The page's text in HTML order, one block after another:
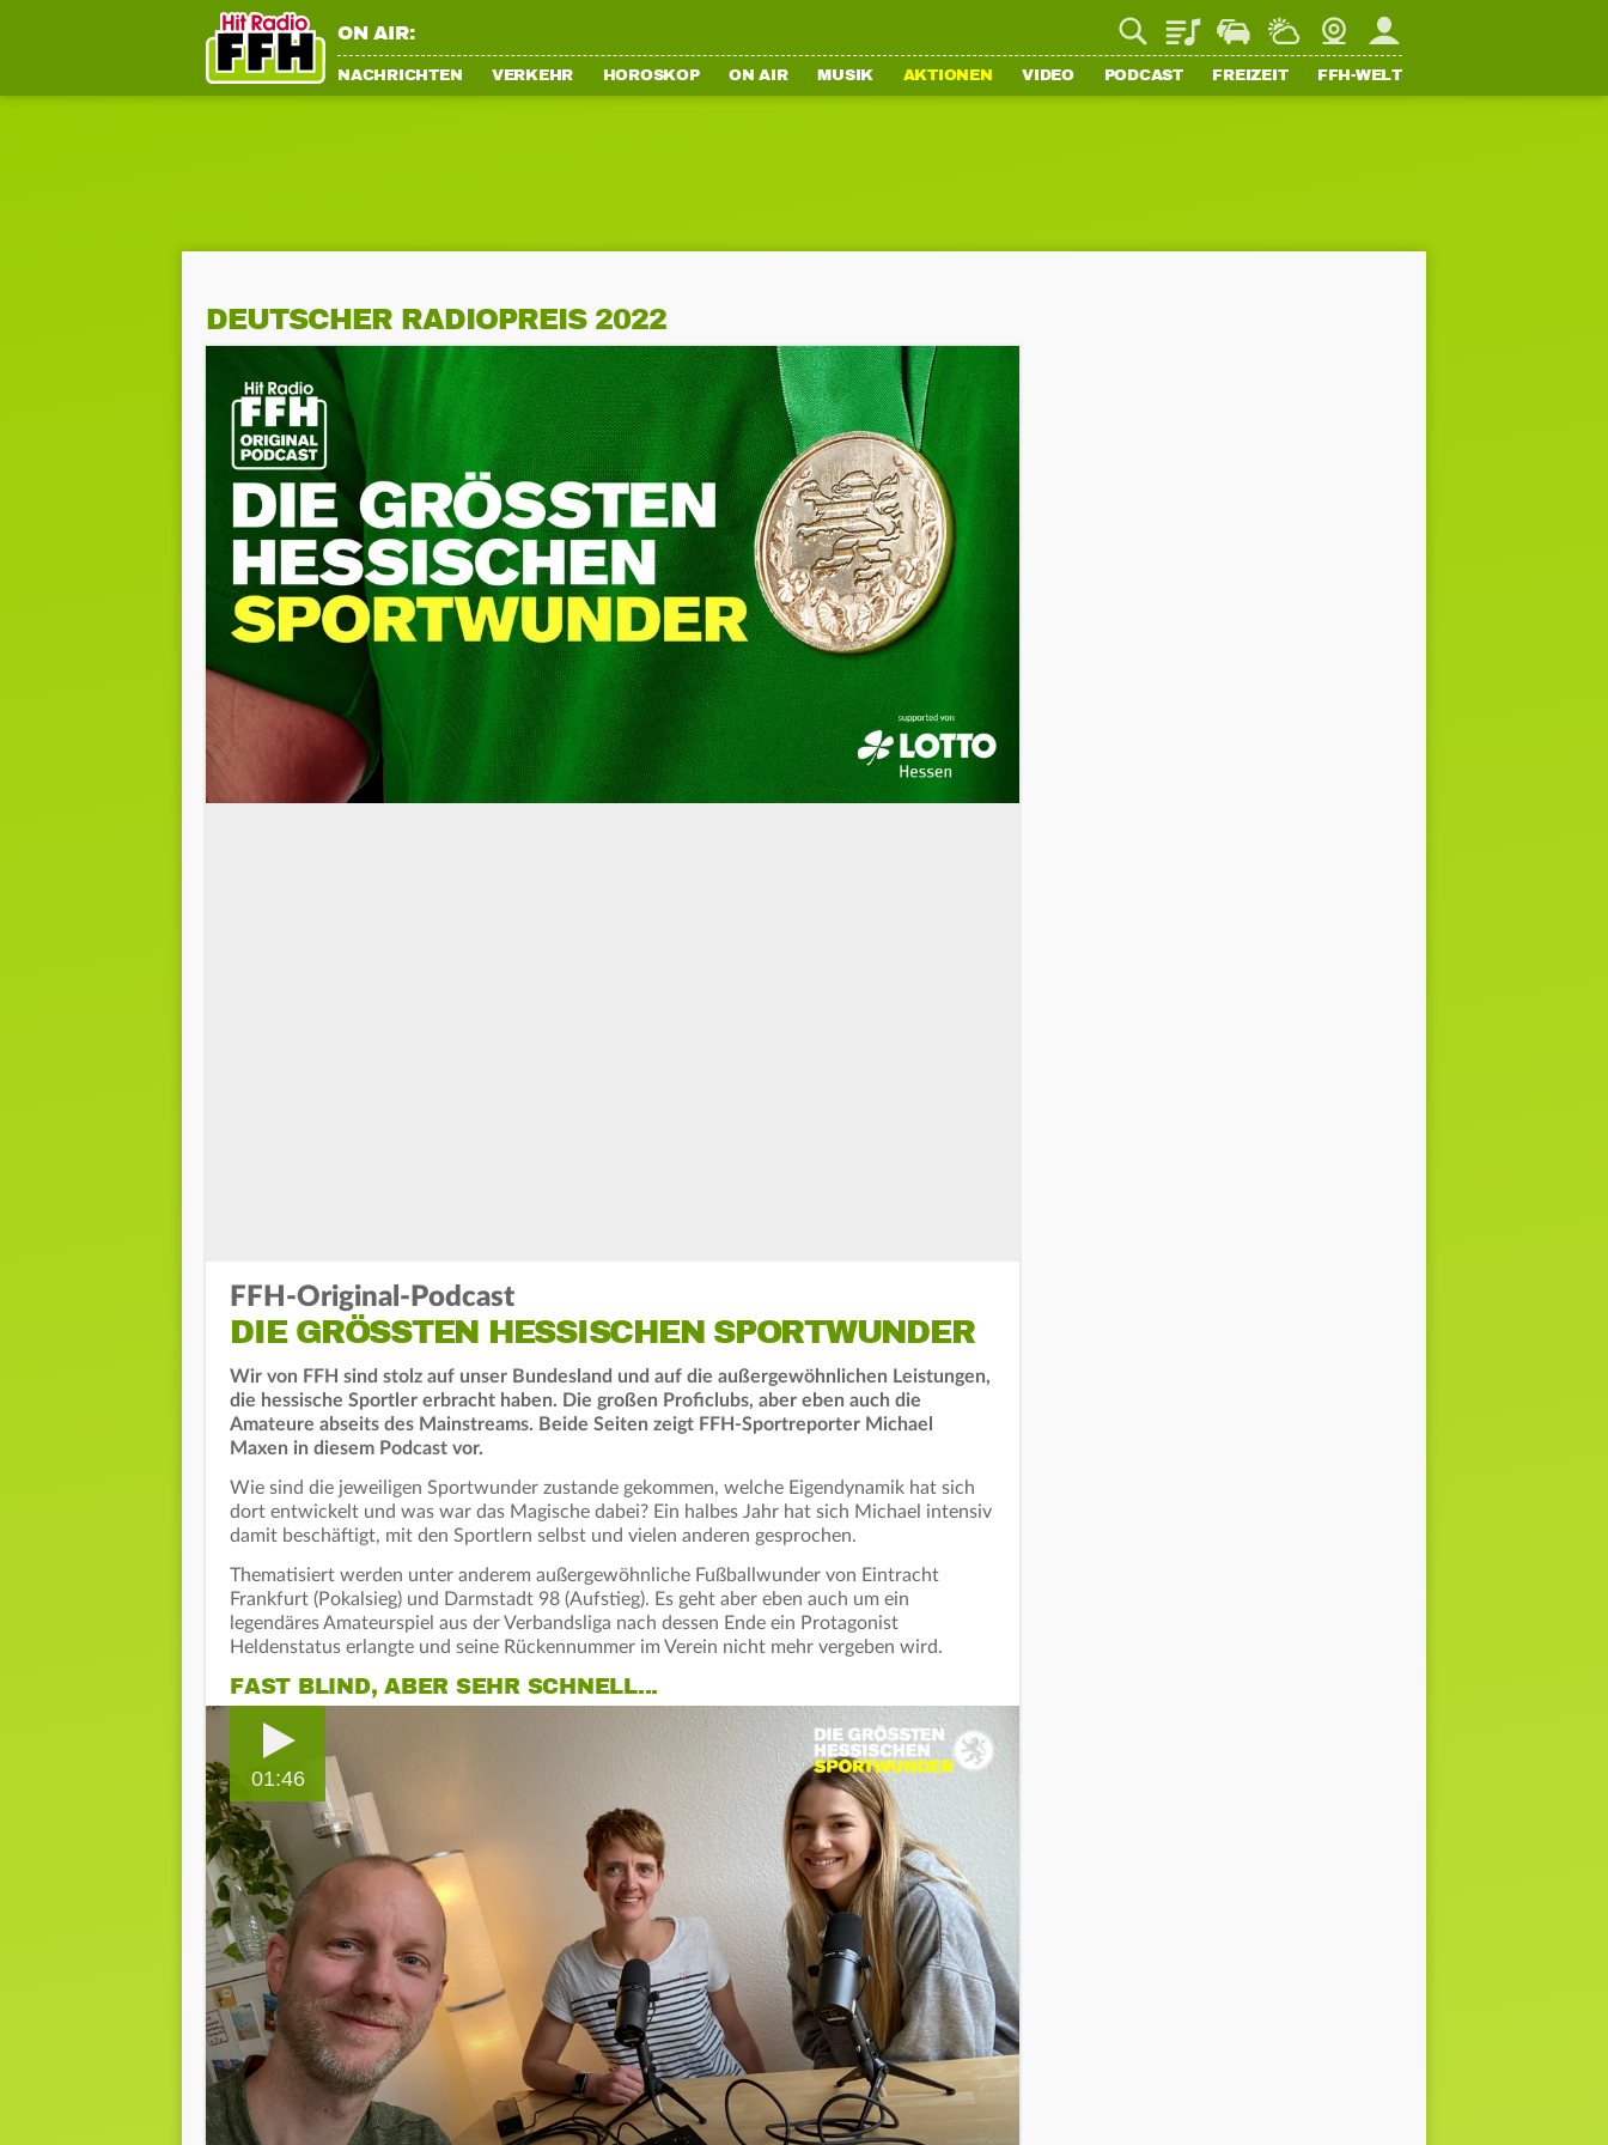
ON AIR: PlaylistStaupilotWetterWebcamMein FFH
NACHRICHTEN VERKEHR HOROSKOP ON AIR MUSIK AKTIONEN VIDEO PODCAST FREIZEIT FFH-WELT
DEUTSCHER RADIOPREIS 2022
FFH-Original-Podcast
DIE GRÖSSTEN HESSISCHEN SPORTWUNDER
Wir von FFH sind stolz auf unser Bundesland und auf die außergewöhnlichen Leistungen,
die hessische Sportler erbracht haben. Die großen Proficlubs, aber eben auch die
Amateure abseits des Mainstreams. Beide Seiten zeigt FFH-Sportreporter Michael
Maxen in diesem Podcast vor.
Wie sind die jeweiligen Sportwunder zustande gekommen, welche Eigendynamik hat sich
dort entwickelt und was war das Magische dabei? Ein halbes Jahr hat sich Michael intensiv
damit beschäftigt, mit den Sportlern selbst und vielen anderen gesprochen.
Thematisiert werden unter anderem außergewöhnliche Fußballwunder von Eintracht
Frankfurt (Pokalsieg) und Darmstadt 98 (Aufstieg). Es geht aber eben auch um ein
legendäres Amateurspiel aus der Verbandsliga nach dessen Ende ein Protagonist
Heldenstatus erlangte und seine Rückennummer im Verein nicht mehr vergeben wird.
FAST BLIND, ABER SEHR SCHNELL...
01:46